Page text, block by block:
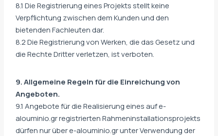
8.1 Die Registrierung eines Projekts stellt keine
Verpflichtung zwischen dem Kunden und den
bietenden Fachleuten dar.
8.2 Die Registrierung von Werken, die das Gesetz und
die Rechte Dritter verletzen, ist verboten.
9. Allgemeine Regeln für die Einreichung von
Angeboten.
9.1 Angebote für die Realisierung eines auf e-
alouminio.gr registrierten Rahmeninstallationsprojekts
dürfen nur über e-alouminio.gr unter Verwendung der